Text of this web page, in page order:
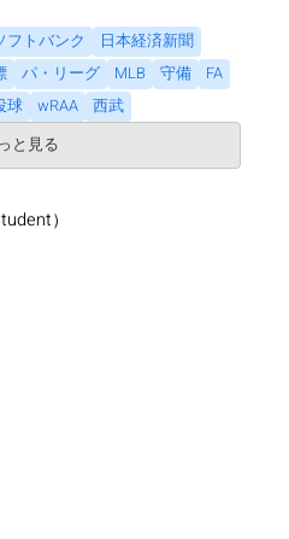
フトバンク
日本経済新聞
パ・リーグ MLB 守備
FA
球 wRAA
西武
と見る
）